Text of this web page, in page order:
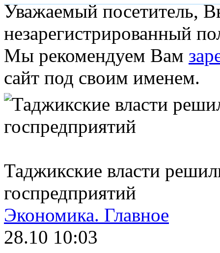
Уважаемый посетитель,
незарегистрированный
Мы рекомендуем Вам
сайт под своим именем.
Таджикские власти
госпредприятий
Экономика. Главное
28.10 10:03